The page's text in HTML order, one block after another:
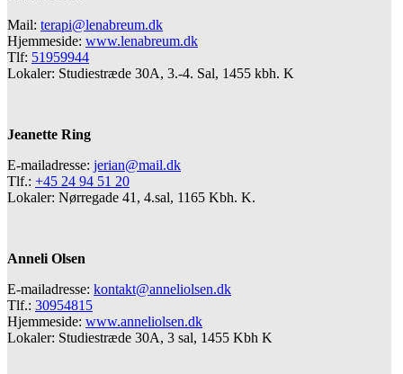
Mail: terapi@lenabreum.dk
Hjemmeside: www.lenabreum.dk
Tlf: 51959944
Lokaler: Studiestræde 30A, 3.-4. Sal, 1455 kbh. K
Jeanette Ring
E-mailadresse: jerian@mail.dk
Tlf.: +45 24 94 51 20
Lokaler: Nørregade 41, 4.sal, 1165 Kbh. K.
Anneli Olsen
E-mailadresse: kontakt@anneliolsen.dk
Tlf.: 30954815
Hjemmeside: www.anneliolsen.dk
Lokaler: Studiestræde 30A, 3 sal, 1455 Kbh K